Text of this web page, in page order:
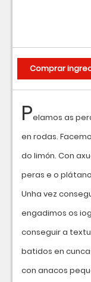
Pelamos as
en rodas.
do limón. Con
peras e o
Unha vez
engadimos os
conseguir a
batidos en
con anacos
Comprar